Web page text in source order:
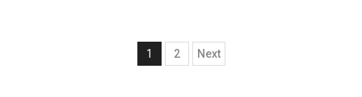
1 2 Next